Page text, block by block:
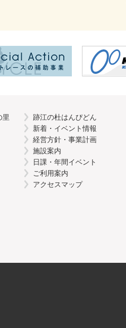
里
跡江の杜はんぴどん
新着・イベント情報
経営方針・事業計画
施設案内
日課・年間イベント
ご利用案内
アクセスマップ